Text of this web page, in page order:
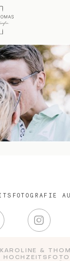
KAROLINE &
home
Hochzeit
besondere
Kontakt
Blog